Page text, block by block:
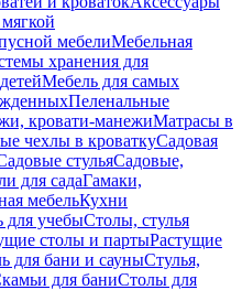
мебелиМебельная
хранения для
Мебель для самых
Пеленальные
кровати-манежиМатрасы в
чехлы в кроваткуСадовая
стульяСадовые,
для садаГамаки,
мебельКухни
для учебыСтолы, стулья
столы и партыРастущие
для бани и сауныСтулья,
для баниСтолы для